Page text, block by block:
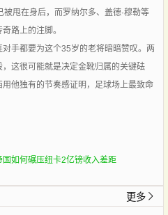
甩在身后，而罗纳尔多、盖德·穆勒等
路上的注脚。
手都要为这个35岁的老将暗暗赞叹。两
这很可能就是决定金靴归属的关键砝
他独有的节奏感证明，足球场上最致命
如何碾压纽卡2亿镑收入差距
更多